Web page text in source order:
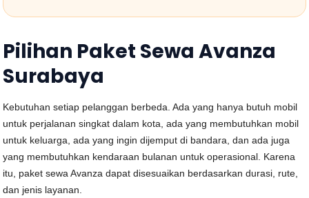
Pilihan Paket Sewa Avanza
Surabaya
Kebutuhan setiap pelanggan berbeda. Ada yang hanya butuh mobil
untuk perjalanan singkat dalam kota, ada yang membutuhkan mobil
untuk keluarga, ada yang ingin dijemput di bandara, dan ada juga
yang membutuhkan kendaraan bulanan untuk operasional. Karena
itu, paket sewa Avanza dapat disesuaikan berdasarkan durasi, rute,
dan jenis layanan.